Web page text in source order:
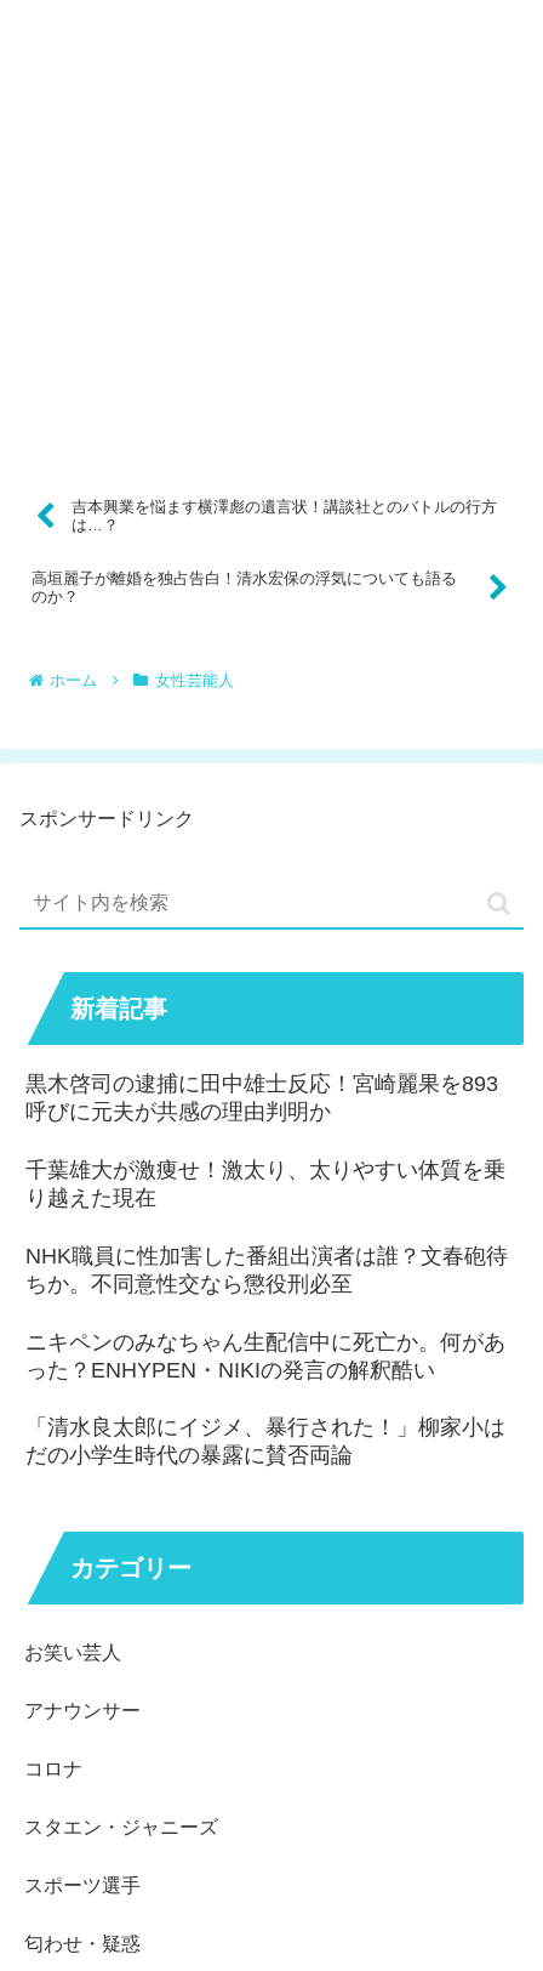
吉本興業を悩ます横澤彪の遺言状！講談社とのバトルの行方
は…？
高垣麗子が離婚を独占告白！清水宏保の浮気についても語る
のか？
ホーム 女性芸能人
スポンサードリンク
新着記事
黒木啓司の逮捕に田中雄士反応！宮崎麗果を893
呼びに元夫が共感の理由判明か
千葉雄大が激痩せ！激太り、太りやすい体質を乗
り越えた現在
NHK職員に性加害した番組出演者は誰？文春砲待
ちか。不同意性交なら懲役刑必至
ニキペンのみなちゃん生配信中に死亡か。何があ
った？ENHYPEN・NIKIの発言の解釈酷い
「清水良太郎にイジメ、暴行された！」柳家小は
だの小学生時代の暴露に賛否両論
カテゴリー
お笑い芸人
アナウンサー
コロナ
スタエン・ジャニーズ
スポーツ選手
匂わせ・疑惑